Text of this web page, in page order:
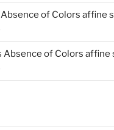
Absence of Colors affine
Absence of Colors affine